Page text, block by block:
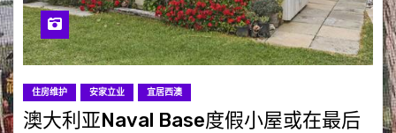
住房维护 安家立业 宜居西澳
澳大利亚Naval Base度假小屋或在最后